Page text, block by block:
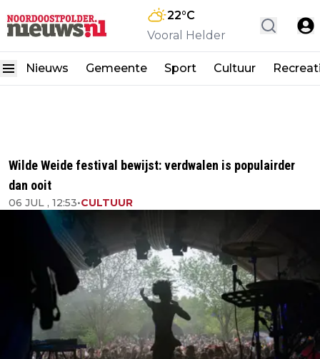
22°C
Vooral Helder
Nieuws Gemeente Sport Cultuur
Wilde Weide festival bewijst: verdwalen is populairder
dan ooit
06 JUL , 12:53•CULTUUR